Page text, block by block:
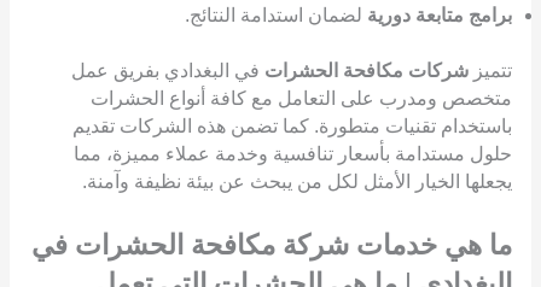
برامج متابعة دورية لضمان استدامة النتائج.
تتميز شركات مكافحة الحشرات في البغدادي بفريق عمل
متخصص ومدرب على التعامل مع كافة أنواع الحشرات
باستخدام تقنيات متطورة. كما تضمن هذه الشركات تقديم
حلول مستدامة بأسعار تنافسية وخدمة عملاء مميزة، مما
يجعلها الخيار الأمثل لكل من يبحث عن بيئة نظيفة وآمنة.
ما هي خدمات شركة مكافحة الحشرات في